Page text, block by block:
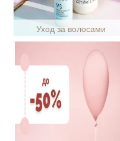
Уход за волосами